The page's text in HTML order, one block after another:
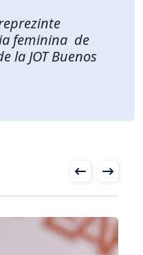
feminina de
la JOT Buenos